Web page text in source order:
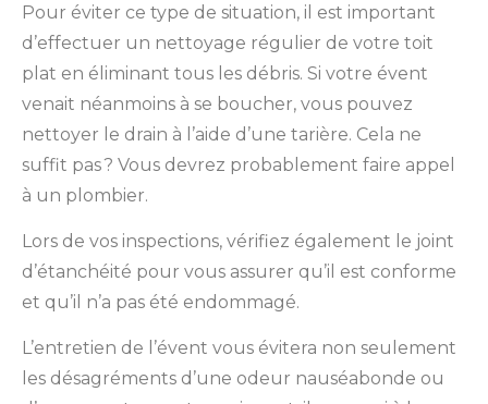
Pour éviter ce type de situation, il est important
d’effectuer un nettoyage régulier de votre toit
plat en éliminant tous les débris. Si votre évent
venait néanmoins à se boucher, vous pouvez
nettoyer le drain à l’aide d’une tarière. Cela ne
suffit pas ? Vous devrez probablement faire appel
à un plombier.
Lors de vos inspections, vérifiez également le joint
d’étanchéité pour vous assurer qu’il est conforme
et qu’il n’a pas été endommagé.
L’entretien de l’évent vous évitera non seulement
les désagréments d’une odeur nauséabonde ou